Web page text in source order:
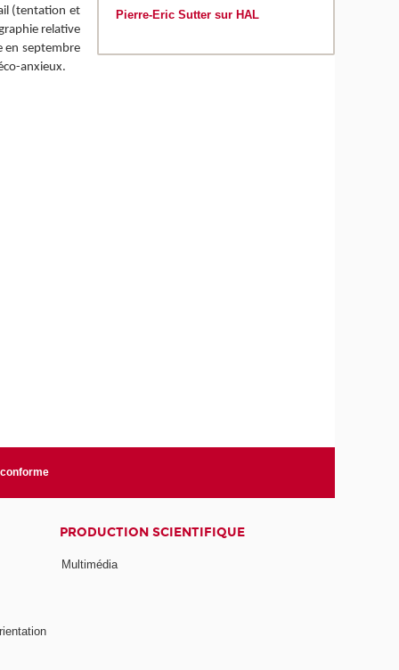
(tentation et
relative
en septembre
anxieux.
Pierre-Eric Sutter sur HAL
PRODUCTION SCIENTIFIQUE
Multimédia